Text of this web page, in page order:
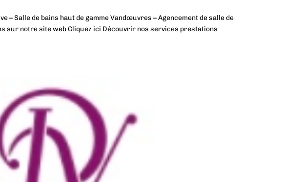
– Salle de bains haut de gamme Vandœuvres – Agencement de salle de
sur notre site web Cliquez ici Découvrir nos services prestations